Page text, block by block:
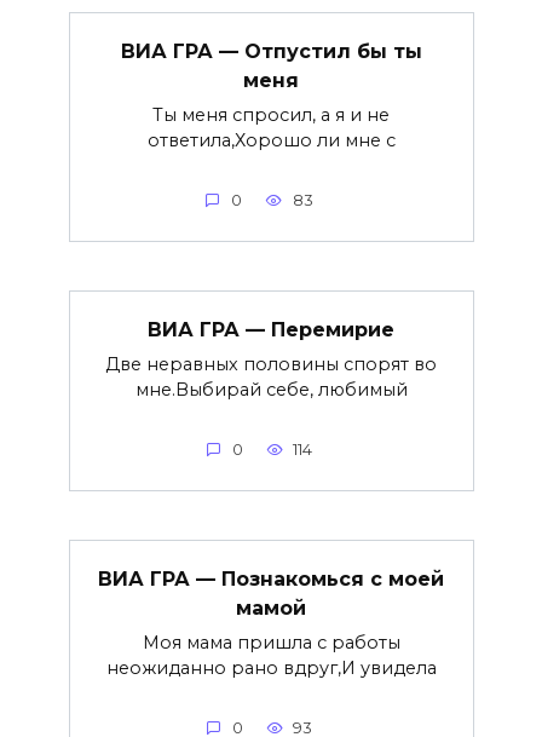
ВИА ГРА — Отпустил бы ты
меня
Ты меня спросил, а я и не
ответила,Хорошо ли мне с
0 83
ВИА ГРА — Перемирие
Две неравных половины спорят во
мне.Выбирай себе, любимый
0 114
ВИА ГРА — Познакомься с моей
мамой
Моя мама пришла с работы
неожиданно рано вдруг,И увидела
0 93